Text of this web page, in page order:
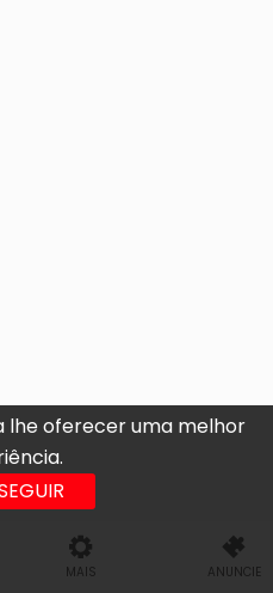
lhe oferecer uma melhor
MAIS ANUNCIE